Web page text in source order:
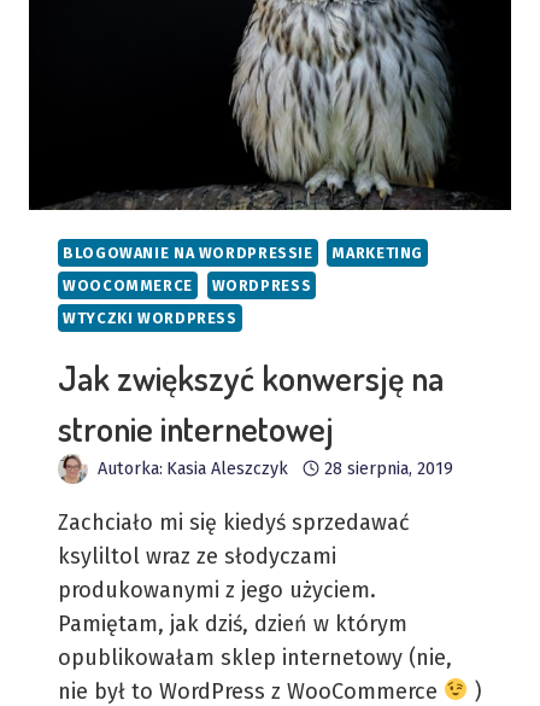
BLOGOWANIE NA WORDPRESSIE
MARKETING
WOOCOMMERCE
WORDPRESS
WTYCZKI WORDPRESS
Jak zwiększyć konwersję na
stronie internetowej
Autorka: Kasia Aleszczyk 28 sierpnia, 2019
Zachciało mi się kiedyś sprzedawać
ksyliltol wraz ze słodyczami
produkowanymi z jego użyciem.
Pamiętam, jak dziś, dzień w którym
opublikowałam sklep internetowy (nie,
nie był to WordPress z WooCommerce
)